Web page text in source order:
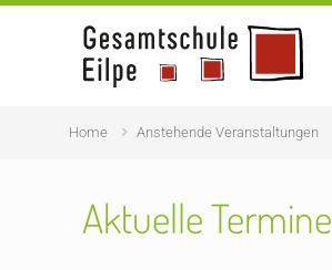
Home Anstehende Veranstaltungen
Aktuelle Termine